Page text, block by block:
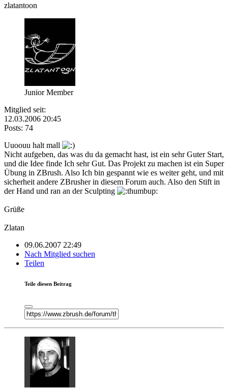
zlatantoon
Junior Member
Mitglied seit:
12.03.2006 20:45
Posts: 74
Uuoouu halt mall
Nicht aufgeben, das was du da gemacht hast, ist ein sehr Guter Start,
und die Idee finde Ich sehr Gut. Das Projekt zu machen ist ein Super
Übung in ZBrush. Also Ich bin gespannt wie es weiter geht, und mit
sicherheit andere ZBrusher in diesem Forum auch. Also den Stift in
der Hand und ran an der Sculpting
Grüße
Zlatan
09.06.2007 22:49
Nach Mitglied suchen
Teilen
Teile diesen Beitrag